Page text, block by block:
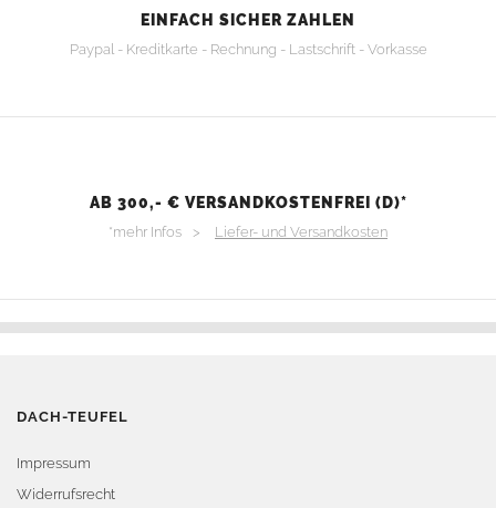
EINFACH SICHER ZAHLEN
Paypal - Kreditkarte - Rechnung - Lastschrift - Vorkasse
AB 300,- € VERSANDKOSTENFREI (D)*
*mehr Infos > Liefer- und Versandkosten
DACH-TEUFEL
Impressum
Widerrufsrecht